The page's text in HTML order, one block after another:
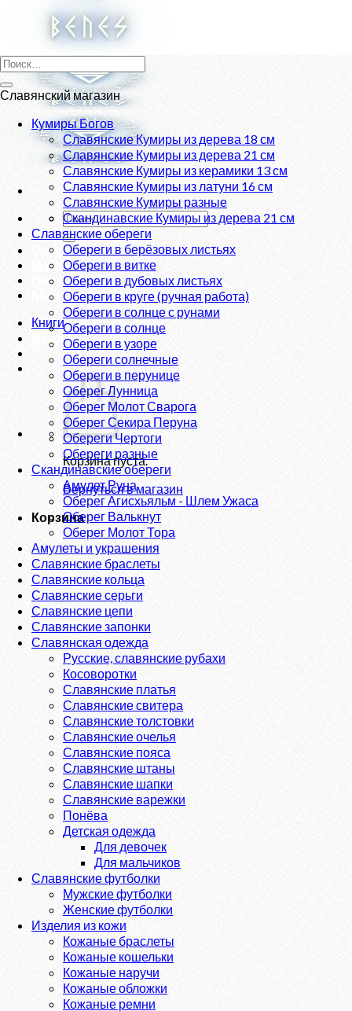
Искать:
О нас
Магазин
Новости
Контакты
Книги
Вход
Корзина пуста.
Вернуться в магазин
Корзина
Искать:
Славянский магазин
Кумиры Богов
Славянские Кумиры из дерева 18 см
Славянские Кумиры из дерева 21 см
Славянские Кумиры из керамики 13 см
Славянские Кумиры из латуни 16 см
Славянские Кумиры разные
Скандинавские Кумиры из дерева 21 см
Славянские обереги
Обереги в берёзовых листьях
Обереги в витке
Обереги в дубовых листьях
Обереги в круге (ручная работа)
Обереги в солнце с рунами
Обереги в солнце
Обереги в узоре
Обереги солнечные
Обереги в перунице
Оберег Лунница
Оберег Молот Сварога
Оберег Секира Перуна
Обереги Чертоги
Обереги разные
Скандинавские обереги
Амулет Руна
Оберег Агисхьяльм - Шлем Ужаса
Оберег Валькнут
Оберег Молот Тора
Амулеты и украшения
Славянские браслеты
Славянские кольца
Славянские серьги
Славянские цепи
Славянские запонки
Славянская одежда
Русские, славянские рубахи
Косоворотки
Славянские платья
Славянские свитера
Славянские толстовки
Славянские очелья
Славянские пояса
Славянские штаны
Славянские шапки
Славянские варежки
Понёва
Детская одежда
Для девочек
Для мальчиков
Славянские футболки
Мужские футболки
Женские футболки
Изделия из кожи
Кожаные браслеты
Кожаные кошельки
Кожаные наручи
Кожаные обложки
Кожаные ремни